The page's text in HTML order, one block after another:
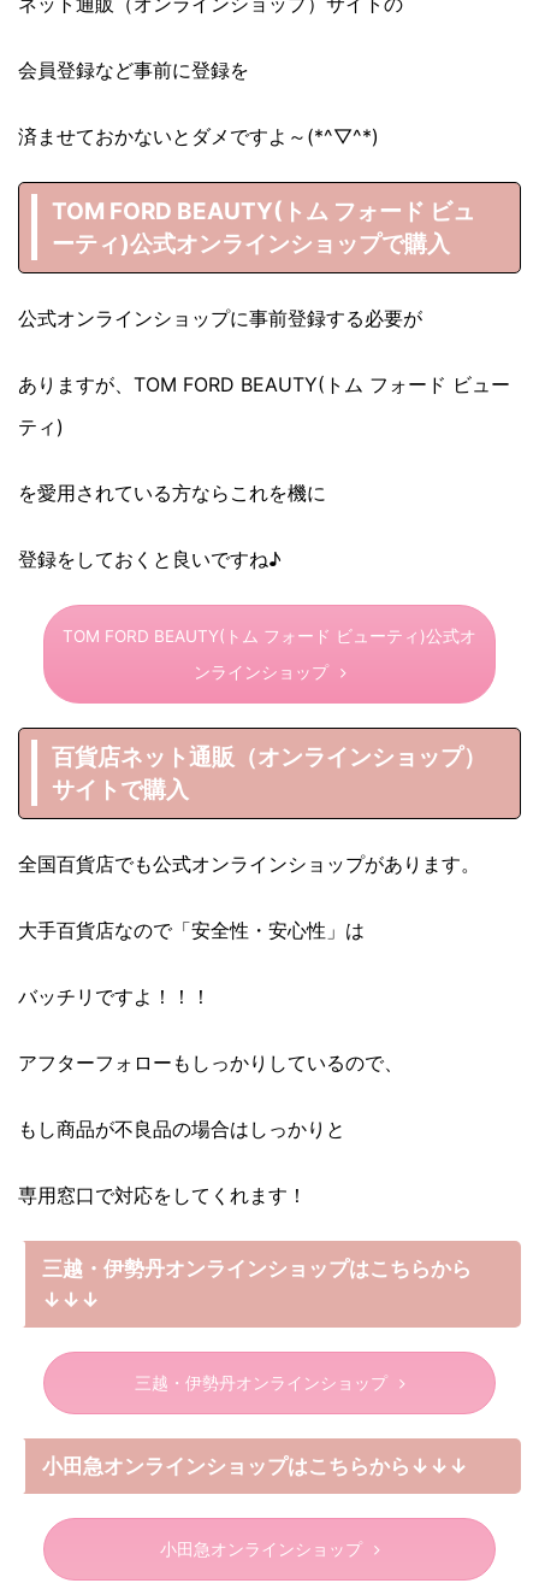
会員登録など事前に登録を
済ませておかないとダメですよ～(*^▽^*)
TOM FORD BEAUTY(トム フォード ビュ
ーティ)公式オンラインショップで購入
公式オンラインショップに事前登録する必要が
ありますが、TOM FORD BEAUTY(トム フォード ビュー
ティ)
を愛用されている方ならこれを機に
登録をしておくと良いですね♪
TOM FORD BEAUTY(トム フォード ビューティ)公式オ
ンラインショップ
百貨店ネット通販（オンラインショップ）
サイトで購入
全国百貨店でも公式オンラインショップがあります。
大手百貨店なので「安全性・安心性」は
バッチリですよ！！！
アフターフォローもしっかりしているので、
もし商品が不良品の場合はしっかりと
専用窓口で対応をしてくれます！
三越・伊勢丹オンラインショップはこちらから
↓↓↓
三越・伊勢丹オンラインショップ
小田急オンラインショップはこちらから↓↓↓
小田急オンラインショップ